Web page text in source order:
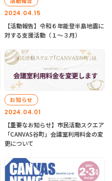
2024.04.15
【活動報告】令和６年能登半島地震に
対する支援活動（１〜３月）
2024.04.01
お知らせ
【重要なお知らせ】市民活動スクエア
「CANVAS谷町」会議室利用料金の変
更について